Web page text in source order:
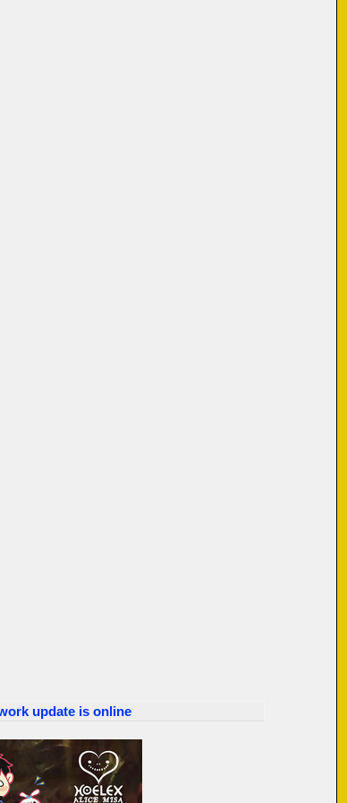
update is online